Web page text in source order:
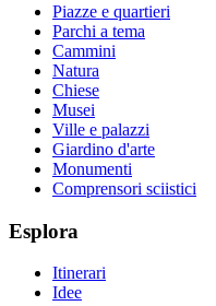
Piazze e quartieri
Parchi a tema
Cammini
Natura
Chiese
Musei
Ville e palazzi
Giardino d'arte
Monumenti
Comprensori sciistici
Esplora
Itinerari
Idee